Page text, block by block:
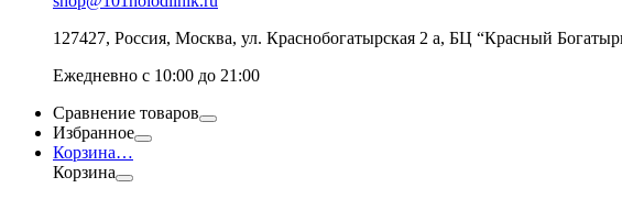
127427, Россия, Москва, ул. Краснобогатырская 2 а, БЦ “Красный
Ежедневно с 10:00 до 21:00
Сравнение товаров
Избранное
Корзина…
Корзина